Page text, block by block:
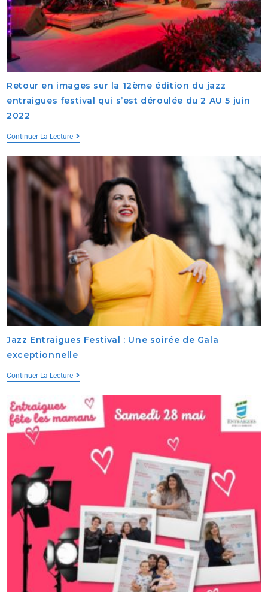
Retour en images sur la 12ème édition du jazz
entraigues festival qui s’est déroulée du 2 AU 5 juin
2022
Continuer La Lecture
Jazz Entraigues Festival : Une soirée de Gala
exceptionnelle
Continuer La Lecture